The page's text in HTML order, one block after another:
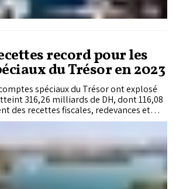
record pour les
du Trésor en 2023
spéciaux du Trésor ont explosé
316,26 milliards de DH, dont 116,08
des recettes fiscales, redevances et
et 49,8 milliards au titre des
essentiellement des reports du solde
d’affectations spéciales à fin 2022.
exécutées sur ces comptes
de DH en 2023 contre 115,2
98,9 milliards en 2021. Avec 54,4